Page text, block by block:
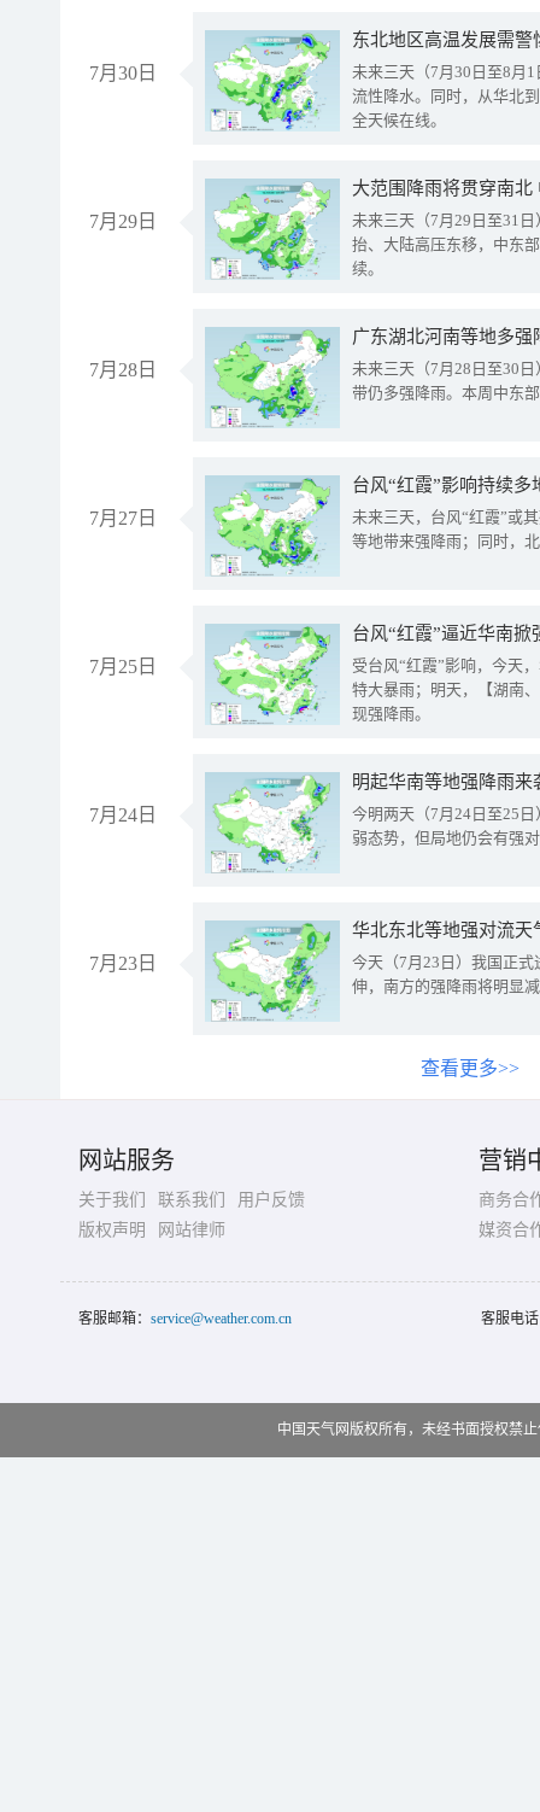
7月30日
东北地区高温发展需
未来三天（7月30日至8月
流性降水。同时，从华北
全天候在线。
7月29日
大范围降雨将贯穿南
未来三天（7月29日至31
抬、大陆高压东移，中东
续。
7月28日
广东湖北河南等地多
未来三天（7月28日至30
带仍多强降雨。本周中东
7月27日
台风“红霞”影响持续
未来三天，台风“红霞”或
等地带来强降雨；同时，
7月25日
台风“红霞”逼近华南
受台风“红霞”影响，今天
特大暴雨；明天，【湖南
现强降雨。
7月24日
明起华南等地强降雨
今明两天（7月24日至25
弱态势，但局地仍会有强
7月23日
华北东北等地强对流天
今天（7月23日）我国正
伸，南方的强降雨将明显
查看更多>>
网站服务
关于我们 联系我们
用户反馈
版权声明
网站律师
营销
商务合
媒资合
客服邮箱： service@weather.com.cn 客服电
中国天气网版权所有，未经书面授权